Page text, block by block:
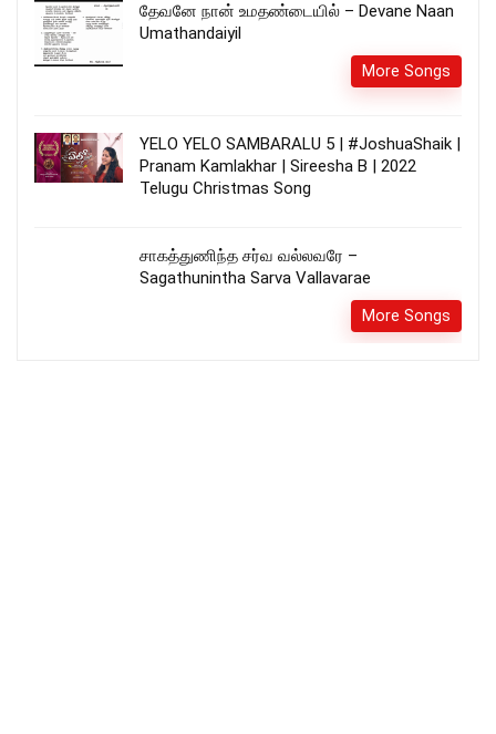
தேவனே நான் உமதண்டையில் – Devane Naan
Umathandaiyil
More Songs
YELO YELO SAMBARALU 5 | #JoshuaShaik |
Pranam Kamlakhar | Sireesha B | 2022
Telugu Christmas Song
சாகத்துணிந்த சர்வ வல்லவரே –
Sagathunintha Sarva Vallavarae
More Songs